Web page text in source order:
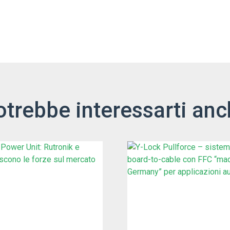
interessarti